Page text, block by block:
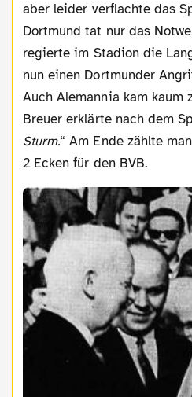
aber leider verflachte das
Dortmund tat nur das
regierte im Stadion die
nun einen Dortmunder
Auch Alemannia kam kaum
Breuer erklärte nach dem
Sturm.“ Am Ende zählte
2 Ecken für den BVB.